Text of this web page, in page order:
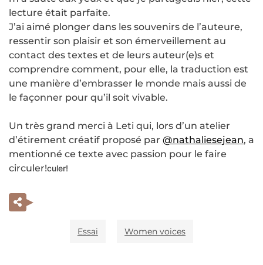
lecture était parfaite.
J’ai aimé plonger dans les souvenirs de l’auteure,
ressentir son plaisir et son émerveillement au
contact des textes et de leurs auteur(e)s et
comprendre comment, pour elle, la traduction est
une manière d’embrasser le monde mais aussi de
le façonner pour qu’il soit vivable.
Un très grand merci à Leti qui, lors d’un atelier
d’étirement créatif proposé par @nathaliesejean, a
mentionné ce texte avec passion pour le faire
circuler!culer!
Essai Women voices